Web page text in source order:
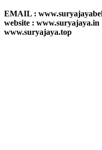
EMAIL :
website : www.suryajaya.in
www.suryajaya.top